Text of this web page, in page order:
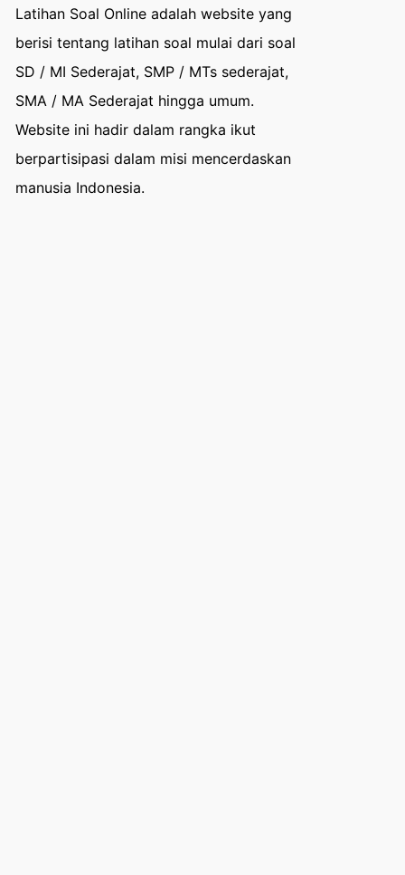
Latihan Soal Online adalah website yang
berisi tentang latihan soal mulai dari soal
SD / MI Sederajat, SMP / MTs sederajat,
SMA / MA Sederajat hingga umum.
Website ini hadir dalam rangka ikut
berpartisipasi dalam misi mencerdaskan
manusia Indonesia.